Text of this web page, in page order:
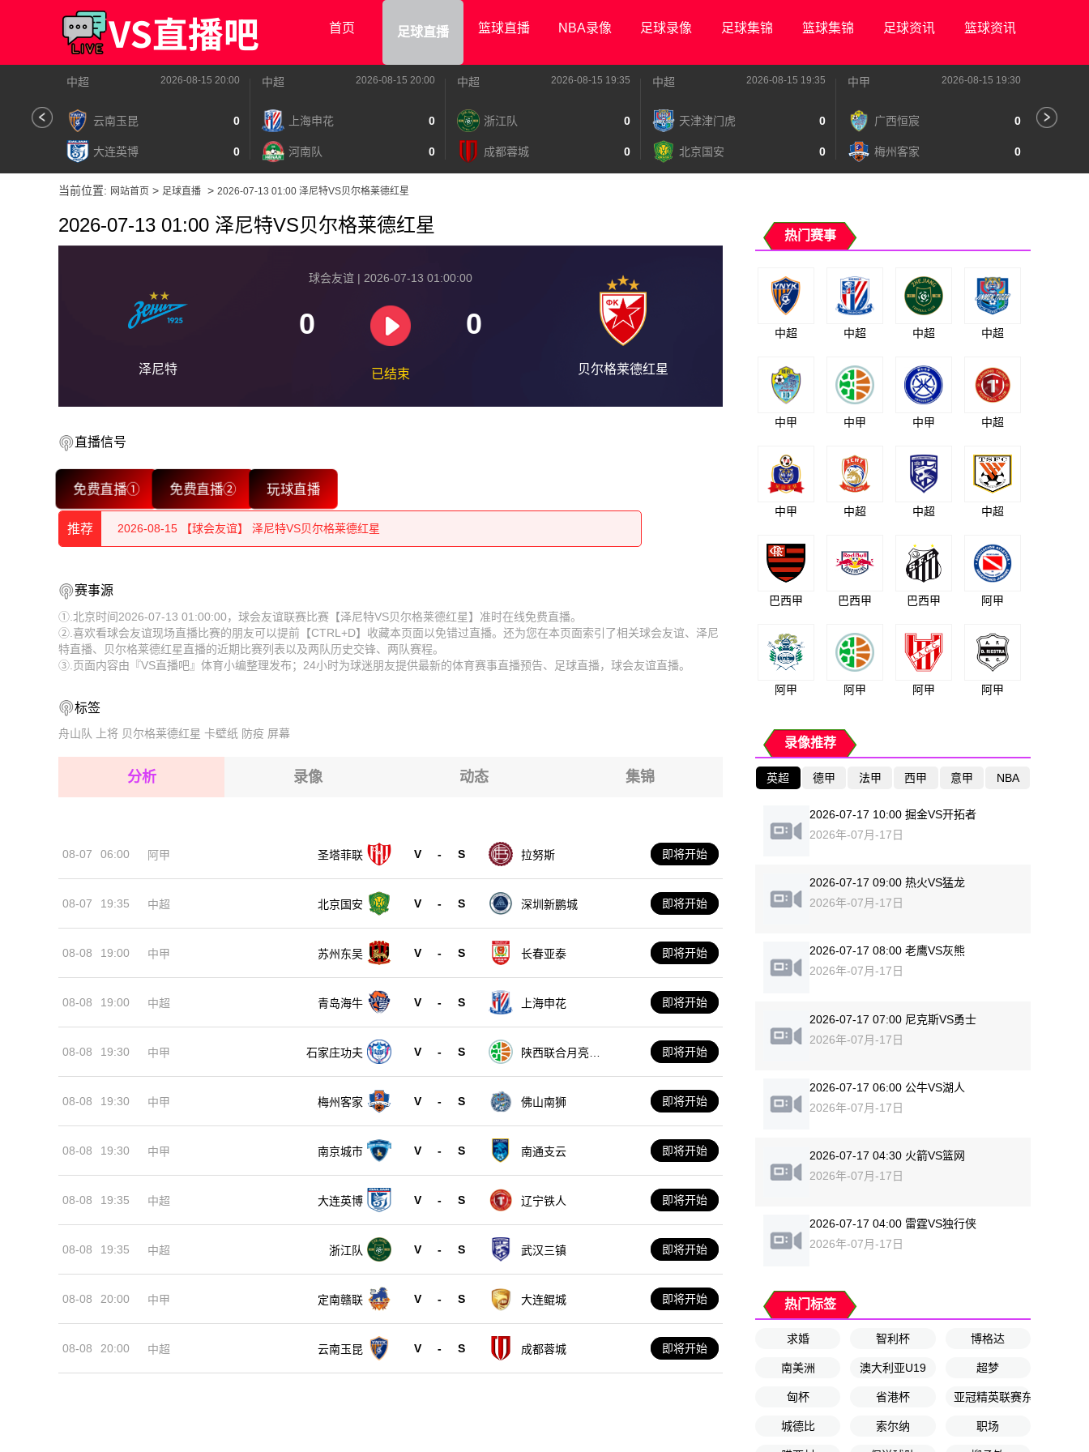
首页 足球直播 篮球直播 NBA录像 足球录像 足球集锦 篮球集锦 足球资讯 篮球资讯
中超 2026-08-15 20:00
云南玉昆 0
大连英博 0
中超 2026-08-15 20:00
上海申花 0
河南队 0
中超 2026-08-15 19:35
浙江队 0
成都蓉城 0
中超 2026-08-15 19:35
天津津门虎 0
北京国安 0
中甲 2026-08-15 19:30
广西恒宸 0
梅州客家 0
当前位置: 网站首页 > 足球直播 > 2026-07-13 01:00 泽尼特VS贝尔格莱德红星
2026-07-13 01:00 泽尼特VS贝尔格莱德红星
泽尼特
球会友谊 | 2026-07-13 01:00:00
0 0
已结束 贝尔格莱德红星
直播信号
免费直播① 免费直播② 玩球直播
推荐
2026-08-15 【球会友谊】 泽尼特VS贝尔格莱德红星
2026-08-15 【球会友谊】 泽尼特VS贝尔格莱德红星
2026-08-15 【球会友谊】 泽尼特VS贝尔格莱德红星
2026-08-15 【球会友谊】 泽尼特VS贝尔格莱德红星
2026-08-15 【球会友谊】 泽尼特VS贝尔格莱德红星
2026-08-15 【球会友谊】 泽尼特VS贝尔格莱德红星
2026-08-15 【球会友谊】 泽尼特VS贝尔格莱德红星
2026-08-15 【球会友谊】 泽尼特VS贝尔格莱德红星
2026-08-15 【球会友谊】 泽尼特VS贝尔格莱德红星
2026-08-15 【球会友谊】 泽尼特VS贝尔格莱德红星
2026-08-15 【球会友谊】 泽尼特VS贝尔格莱德红星
2026-08-14 【球会友谊】 泽尼特VS贝尔格莱德红星
赛事源
①.北京时间2026-07-13 01:00:00，球会友谊联赛比赛【泽尼特VS贝尔格莱德红星】准时在线免费直播。
②.喜欢看球会友谊现场直播比赛的朋友可以提前【CTRL+D】收藏本页面以免错过直播。还为您在本页面索引了相关球会友谊、泽尼
特直播、贝尔格莱德红星直播的近期比赛列表以及两队历史交锋、两队赛程。
③.页面内容由『VS直播吧』体育小编整理发布；24小时为球迷朋友提供最新的体育赛事直播预告、足球直播，球会友谊直播。
标签
舟山队 上将 贝尔格莱德红星 卡壁纸 防疫 屏幕
分析 录像 动态 集锦
08-07 06:00 阿甲 圣塔菲联 V - S 拉努斯 即将开始
08-07 19:35 中超 北京国安 V - S 深圳新鹏城 即将开始
08-08 19:00 中甲 苏州东吴 V - S 长春亚泰 即将开始
08-08 19:00 中超 青岛海牛 V - S 上海申花 即将开始
08-08 19:30 中甲 石家庄功夫 V - S
陕西联合月亮泊
即将开始
08-08 19:30 中甲 梅州客家 V - S 佛山南狮 即将开始
08-08 19:30 中甲 南京城市 V - S 南通支云 即将开始
08-08 19:35 中超 大连英博 V - S 辽宁铁人 即将开始
08-08 19:35 中超 浙江队 V - S 武汉三镇 即将开始
08-08 20:00 中甲 定南赣联 V - S 大连鲲城 即将开始
08-08 20:00 中超 云南玉昆 V - S 成都蓉城 即将开始
热门赛事
中超 中超 中超 中超
中甲 中甲 中甲 中超
中甲 中超 中超 中超
巴西甲 巴西甲 巴西甲 阿甲
阿甲 阿甲 阿甲 阿甲
录像推荐
英超 德甲 法甲 西甲 意甲 NBA
2026-07-17 10:00 掘金VS开拓者
2026年-07月-17日
2026-07-17 09:00 热火VS猛龙
2026年-07月-17日
2026-07-17 08:00 老鹰VS灰熊
2026年-07月-17日
2026-07-17 07:00 尼克斯VS勇士
2026年-07月-17日
2026-07-17 06:00 公牛VS湖人
2026年-07月-17日
2026-07-17 04:30 火箭VS篮网
2026年-07月-17日
2026-07-17 04:00 雷霆VS独行侠
2026年-07月-17日
热门标签
求婚 智利杯 博格达
南美洲 澳大利亚U19 超梦
匈杯 省港杯 亚冠精英联赛东亚区第5轮
城德比 索尔纳 职场